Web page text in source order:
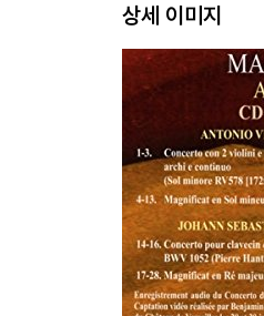
상세 이미지